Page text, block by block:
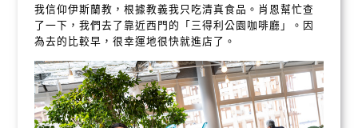
我信仰伊斯蘭教，根據教義我只吃清真食品。肖恩幫忙查
了一下，我們去了靠近西門的「三得利公園咖啡廳」。因
為去的比較早，很幸運地很快就進店了。